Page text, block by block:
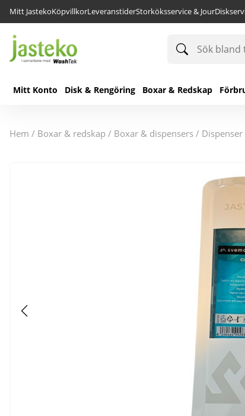
Mitt JastekoKöpvillkorLeveranstiderStorköksservice & Jour
Sök
bland
produkter
Mitt Konto Disk & Rengöring Boxar & Redskap
hem / boxar & redskap / boxar & dispensers /